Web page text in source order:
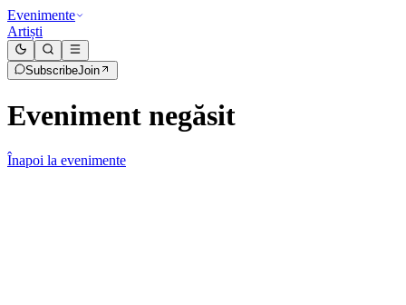
Evenimente
Artiști
SubscribeJoin
Eveniment negăsit
Înapoi la evenimente